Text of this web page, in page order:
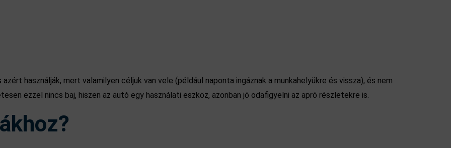
használják, mert valamilyen céljuk van vele (például naponta ingáznak a munkahelyükre és vissza), és nem
ezzel nincs baj, hiszen az autó egy használati eszköz, azonban jó odafigyelni az apró részletekre is.